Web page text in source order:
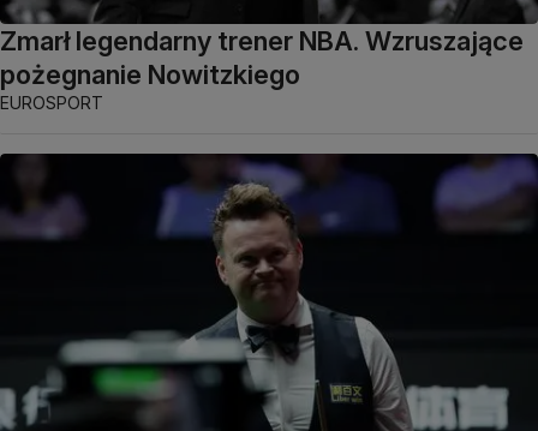
Zmarł legendarny trener NBA. Wzruszające
pożegnanie Nowitzkiego
EUROSPORT